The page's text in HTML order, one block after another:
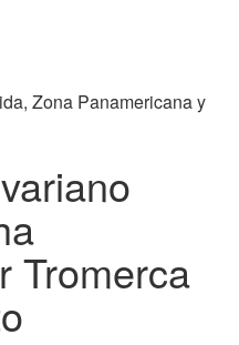
Zona Panamericana y
Tromerca